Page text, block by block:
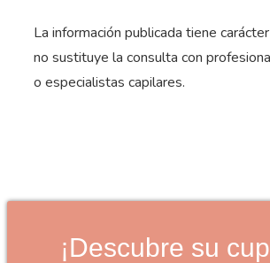
La información publicada tiene carácter
no sustituye la consulta con
o especialistas capilares.
¡Descubre su